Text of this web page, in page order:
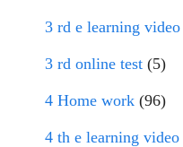
3 rd e learning video
3 rd online test (5)
4 Home work (96)
4 th e learning video